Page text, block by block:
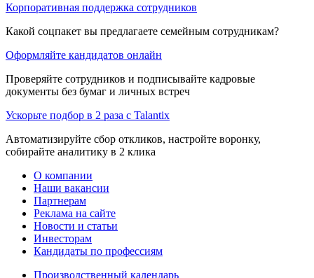
Корпоративная поддержка сотрудников
Какой соцпакет вы предлагаете семейным сотрудникам?
Оформляйте кандидатов онлайн
Проверяйте сотрудников и подписывайте кадровые
документы без бумаг и личных встреч
Ускорьте подбор в 2 раза с Talantix
Автоматизируйте сбор откликов, настройте воронку,
собирайте аналитику в 2 клика
О компании
Наши вакансии
Партнерам
Реклама на сайте
Новости и статьи
Инвесторам
Кандидаты по профессиям
Производственный календарь